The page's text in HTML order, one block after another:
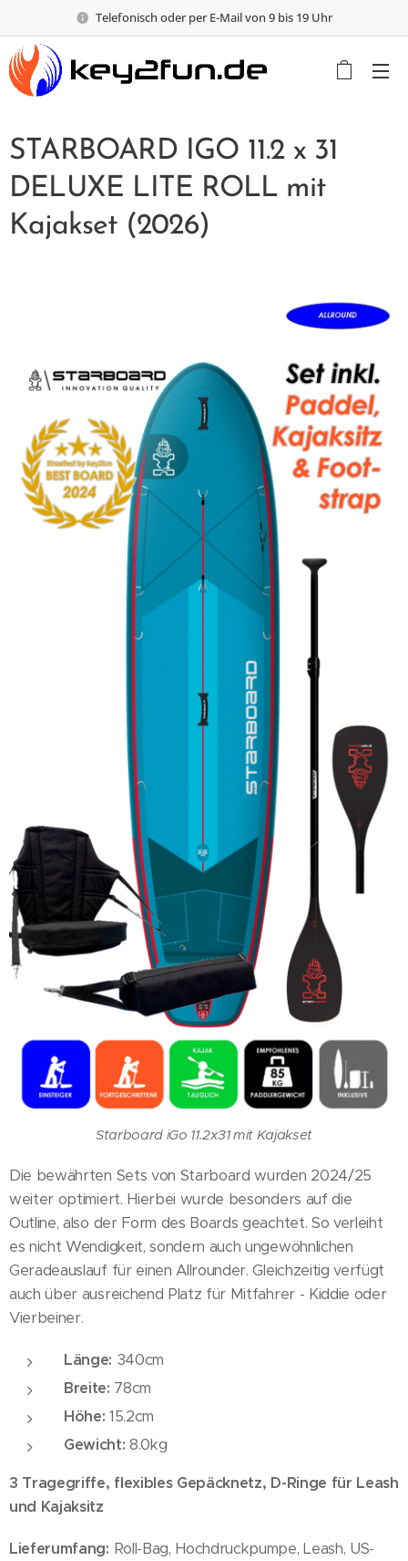
Telefonisch oder per E-Mail von 9 bis 19 Uhr
STARBOARD IGO 11.2 x 31
DELUXE LITE ROLL mit
Kajakset (2026)
Starboard iGo 11.2x31 mit Kajakset
Die bewährten Sets von Starboard wurden 2024/25
weiter optimiert. Hierbei wurde besonders auf die
Outline, also der Form des Boards geachtet. So verleiht
es nicht Wendigkeit, sondern auch ungewöhnlichen
Geradeauslauf für einen Allrounder. Gleichzeitig verfügt
auch über ausreichend Platz für Mitfahrer - Kiddie oder
Vierbeiner.
Länge: 340cm
Breite: 78cm
Höhe: 15.2cm
Gewicht: 8.0kg
3 Tragegriffe, flexibles Gepäcknetz, D-Ringe für Leash
und Kajaksitz
Lieferumfang: Roll-Bag, Hochdruckpumpe, Leash, US-